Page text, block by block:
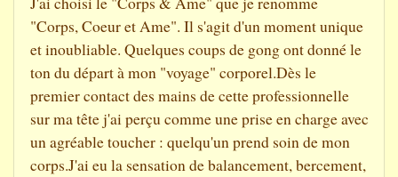
"Corps, Coeur et Ame". Il s'agit d'un moment unique
et inoubliable. Quelques coups de gong ont donné le
ton du départ à mon "voyage" corporel.Dès le
premier contact des mains de cette professionnelle
sur ma tête j'ai perçu comme une prise en charge avec
un agréable toucher : quelqu'un prend soin de mon
corps.J'ai eu la sensation de balancement, bercement,